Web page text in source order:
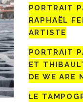
PORTRAIT
RAPHAËL
ARTISTE
PORTRAIT
ET
DE WE ARE
LE